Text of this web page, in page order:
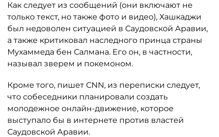
Как следует из сообщений (они включают не
только текст, но также фото и видео), Хашкаджи
был недоволен ситуацией в Саудовской Аравии,
а также критиковал наследного принца страны
Мухаммеда бен Салмана. Его он, в частности,
называл зверем и покемоном.
Кроме того, пишет CNN, из переписки следует,
что собеседники планировали создать
молодежное онлайн-движение, которое
выступало бы в интернете против властей
Саудовской Аравии.